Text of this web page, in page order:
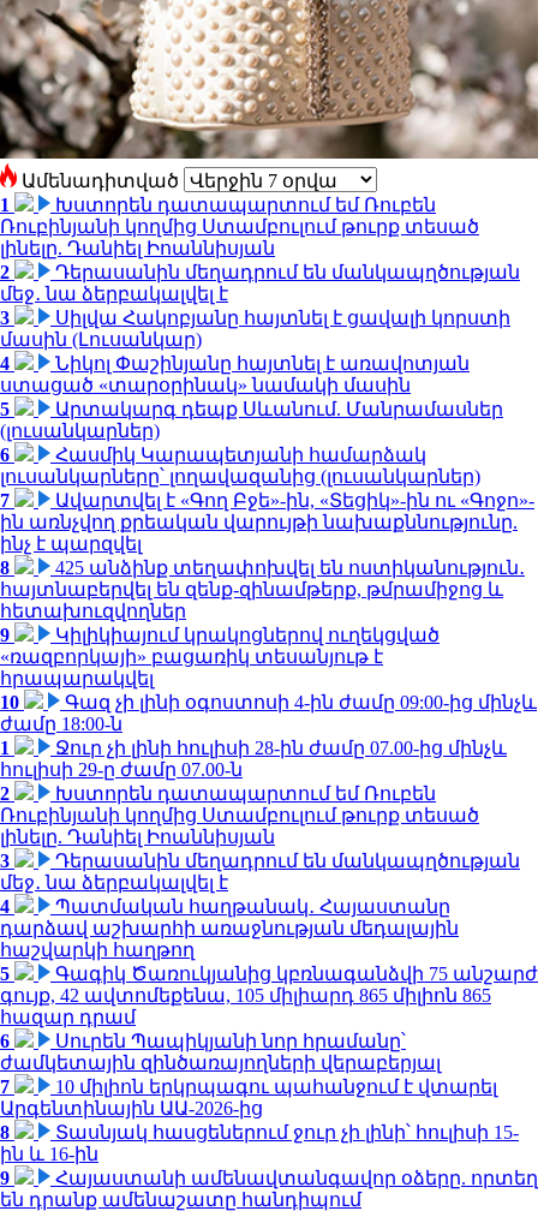
Ամենադիտված
1
Խստորեն դատապարտում եմ Ռուբեն
Ռուբինյանի կողմից Ստամբուլում թուրք տեսած
լինելը. Դանիել Իոաննիսյան
2
Դերասանին մեղադրում են մանկապղծության
մեջ․ նա ձերբակալվել է
3
Սիլվա Հակոբյանը հայտնել է ցավալի կորստի
մասին (Լուսանկար)
4
Նիկոլ Փաշինյանը հայտնել է առավոտյան
ստացած «տարօրինակ» նամակի մասին
5
Արտակարգ դեպք Սևանում. Մանրամասներ
(լուսանկարներ)
6
Հասմիկ Կարապետյանի համարձակ
լուսանկարները՝ լողավազանից (լուսանկարներ)
7
Ավարտվել է «Գող Բջե»-ին, «Տեցիկ»-ին ու «Գոջո»-
ին առնչվող քրեական վարույթի նախաքննությունը.
ինչ է պարզվել
8
425 անձինք տեղափոխվել են ոստիկանություն․
հայտնաբերվել են զենք-զինամթերք, թմրամիջոց և
հետախուզվողներ
9
Կիլիկիայում կրակոցներով ուղեկցված
«ռազբորկայի» բացառիկ տեսանյութ է
հրապարակվել
10
Գազ չի լինի օգոստոսի 4-ին ժամը 09:00-ից մինչև
ժամը 18:00-ն
1
Ջուր չի լինի հուլիսի 28-ին ժամը 07.00-ից մինչև
հուլիսի 29-ը ժամը 07.00-ն
2
Խստորեն դատապարտում եմ Ռուբեն
Ռուբինյանի կողմից Ստամբուլում թուրք տեսած
լինելը. Դանիել Իոաննիսյան
3
Դերասանին մեղադրում են մանկապղծության
մեջ․ նա ձերբակալվել է
4
Պատմական հաղթանակ․ Հայաստանը
դարձավ աշխարհի առաջնության մեդալային
հաշվարկի հաղթող
5
Գագիկ Ծառուկյանից կբռնագանձվի 75 անշարժ
գույք, 42 ավտոմեքենա, 105 միլիարդ 865 միլիոն 865
հազար դրամ
6
Սուրեն Պապիկյանի նոր հրամանը՝
ժամկետային զինծառայողների վերաբերյալ
7
10 միլիոն երկրպագու պահանջում է վտարել
Արգենտինային ԱԱ-2026-ից
8
Տասնյակ հասցեներում ջուր չի լինի՝ հուլիսի 15-
ին և 16-ին
9
Հայաստանի ամենավտանգավոր օձերը. որտեղ
են դրանք ամենաշատը հանդիպում